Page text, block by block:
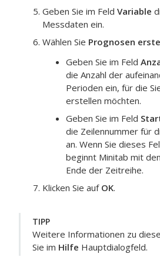
Geben Sie im Feld Variable
Messdaten ein.
Wählen Sie Prognosen
Geben Sie im Feld
die Anzahl der
Perioden ein, für die
erstellen möchten.
Geben Sie im Feld
die Zeilennummer für
an. Wenn Sie dieses
beginnt Minitab mit
Ende der Zeitreihe.
Klicken Sie auf OK.
TIPP
Weitere Informationen zu
Sie im Hilfe Hauptdialogfeld.